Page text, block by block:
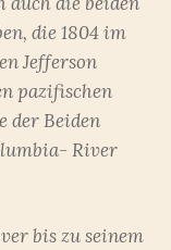
die 1804 im
Jefferson
pazifischen
der Beiden
River
bis zu seinem